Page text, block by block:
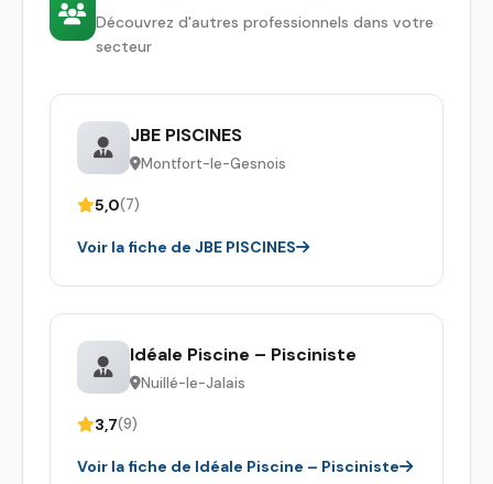
Découvrez d'autres professionnels dans votre
secteur
JBE PISCINES
Montfort-le-Gesnois
5,0(7)
Voir la fiche de JBE PISCINES
Idéale Piscine – Pisciniste
Nuillé-le-Jalais
3,7(9)
Voir la fiche de Idéale Piscine – Pisciniste